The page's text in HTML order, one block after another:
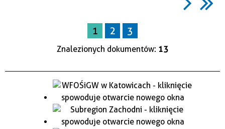
1 2 3
Znalezionych dokumentów: 13